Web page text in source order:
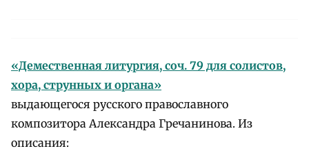
«Демественная литургия, соч. 79 для солистов,
хора, струнных и органа»
выдающегося русского православного
композитора Александра Гречанинова. Из
описания: